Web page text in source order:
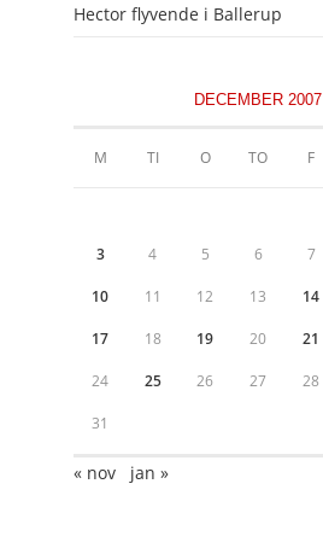
Hector flyvende i Ballerup
DECEMBER 2007
M TI O TO F
3 4 5 6 7
10 11 12 13 14
17 18 19 20 21
24 25 26 27 28
31
« nov jan »